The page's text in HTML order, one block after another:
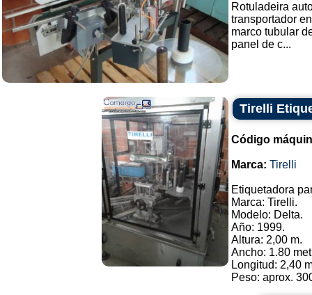
Rotuladeira
transportador
marco tubular
panel de c...
Tirelli
Código
Marca: Tirelli
Etiquetadora
Marca: Tirelli.
Modelo: Delta.
Año: 1999.
Altura: 2,00 m.
Ancho: 1.80
Longitud: 2,40
Peso: aprox.